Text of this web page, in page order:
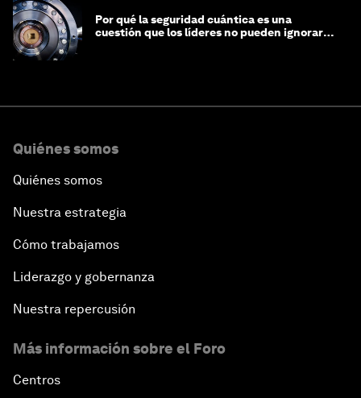
Por qué la seguridad cuántica es una
cuestión que los líderes no pueden ignorar
Quiénes somos
Quiénes somos
Nuestra estrategia
Cómo trabajamos
Liderazgo y gobernanza
Nuestra repercusión
Más información sobre el Foro
Centros